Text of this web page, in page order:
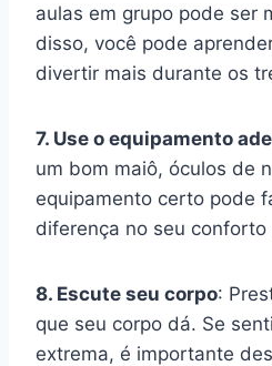
aulas em grupo pode ser
disso, você pode
divertir mais durante os
7. Use o equipamento
um bom maiô, óculos de
equipamento certo pode
diferença no seu conforto
8. Escute seu corpo:
que seu corpo dá. Se
extrema, é importante